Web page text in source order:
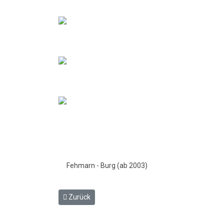
Fehmarn - Burg (ab 2003)
Vorheriger Beitrag: Schienenlieferung für den
Zurück